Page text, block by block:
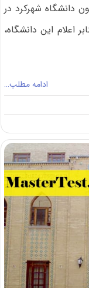
دانشگاه شهرکرد در
اعلام این دانشگاه،
ادامه مطلب…